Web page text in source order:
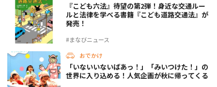
#まなびニュース
『こども六法』待望の第2弾！身近な交通ルー
ルと法律を学べる書籍『こども道路交通法』が
発売！
おでかけ
「いないいないばあっ！」「みいつけた！」の
世界に入り込める！人気企画が秋に帰ってくる